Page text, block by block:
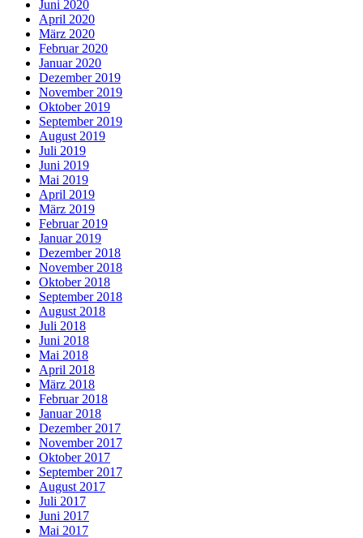
Juni 2020
April 2020
März 2020
Februar 2020
Januar 2020
Dezember 2019
November 2019
Oktober 2019
September 2019
August 2019
Juli 2019
Juni 2019
Mai 2019
April 2019
März 2019
Februar 2019
Januar 2019
Dezember 2018
November 2018
Oktober 2018
September 2018
August 2018
Juli 2018
Juni 2018
Mai 2018
April 2018
März 2018
Februar 2018
Januar 2018
Dezember 2017
November 2017
Oktober 2017
September 2017
August 2017
Juli 2017
Juni 2017
Mai 2017